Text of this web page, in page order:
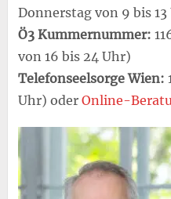
Donnerstag von 9 bis 13
Ö3 Kummernummer:
von 16 bis 24 Uhr)
Telefonseelsorge Wien:
Uhr) oder Online-